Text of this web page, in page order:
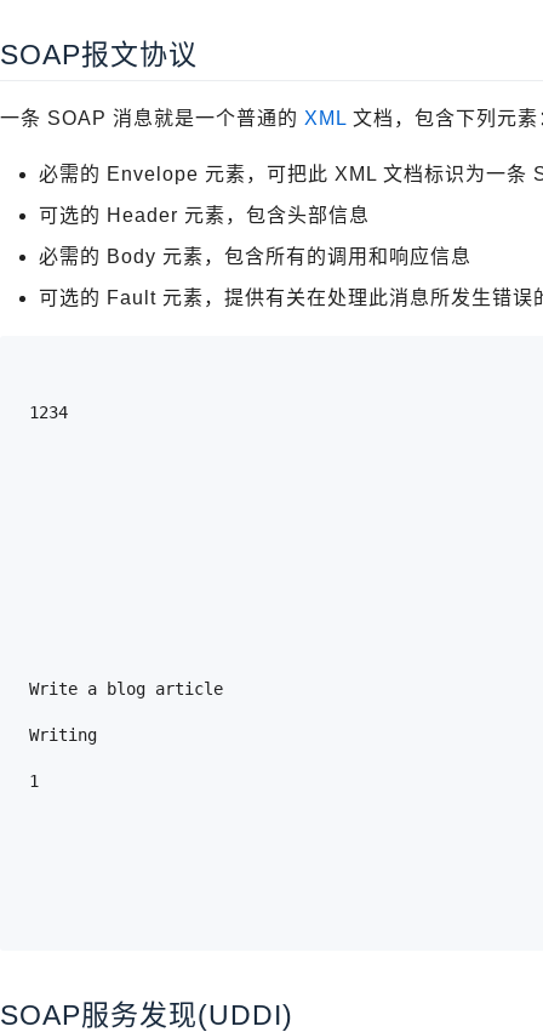
SOAP报文协议
一条 SOAP 消息就是一个普通的 XML 文档，包含下列元素
必需的 Envelope 元素，可把此 XML 文档标识为一条
可选的 Header 元素，包含头部信息
必需的 Body 元素，包含所有的调用和响应信息
可选的 Fault 元素，提供有关在处理此消息所发生错误
1234
Write a blog article
Writing
1
SOAP服务发现(UDDI)